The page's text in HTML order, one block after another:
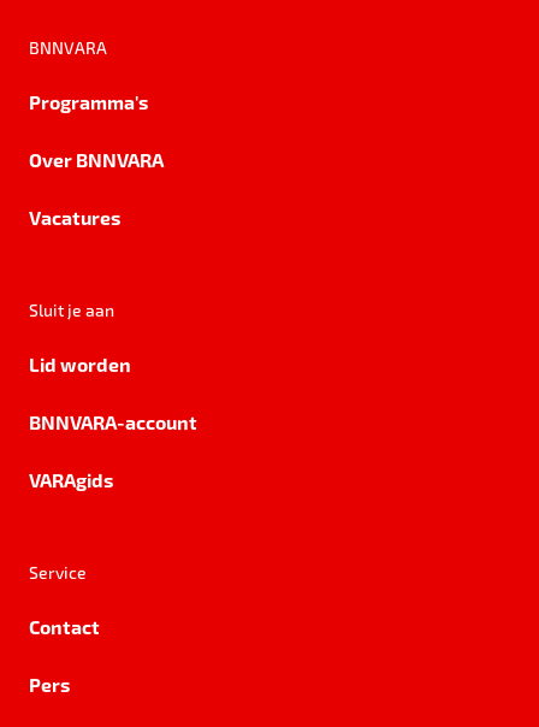
BNNVARA
Programma's
Over BNNVARA
Vacatures
Sluit je aan
Lid worden
BNNVARA-account
VARAgids
Service
Contact
Pers